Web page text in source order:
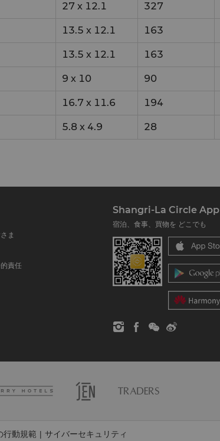
27 x 12.1 327
13.5 x 12.1 163
13.5 x 12.1 163
9 x 10 90
16.7 x 11.6 194
5.8 x 4.9 28
ま
責任
Shangri-La Circle App
宿泊、食事、買物を どこでも
行動規範 サイバーセキュリティ